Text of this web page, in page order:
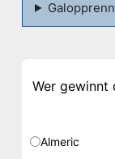
Wer gewinnt
Almeric